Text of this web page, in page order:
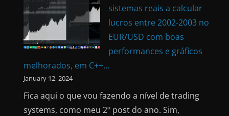
sistemas reais a calcular
lucros entre 2002-2003 no
EUR/USD com boas
performances e gráficos
melhorados, em C++…
January 12, 2024
Fica aqui o que vou fazendo a nível de trading
systems, como meu 2º post do ano. Sim,